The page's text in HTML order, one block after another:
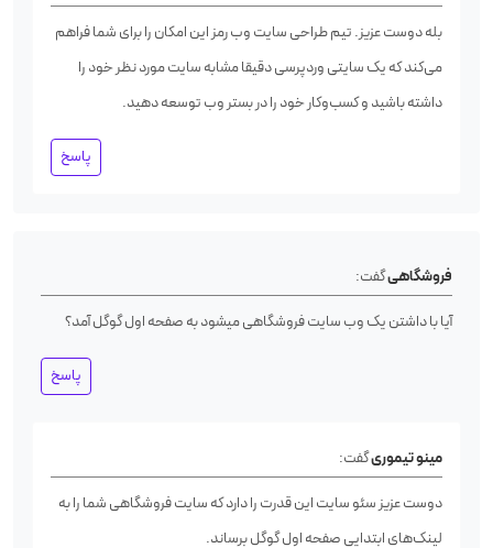
بله دوست عزیز. تیم طراحی سایت وب رمز این امکان را برای شما فراهم
می‌کند که یک سایتی وردپرسی دقیقا مشابه سایت مورد نظر خود را
داشته باشید و کسب‌وکار خود را در بستر وب توسعه دهید.
پاسخ
فروشگاهیگفت:
آیا با داشتن یک وب سایت فروشگاهی میشود به صفحه اول گوگل آمد؟
پاسخ
مینو تیموریگفت:
دوست عزیز سئو سایت این قدرت را دارد که سایت فروشگاهی شما را به
لینک‌های ابتدایی صفحه اول گوگل برساند.